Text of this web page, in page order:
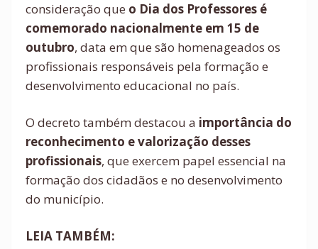
consideração que o Dia dos Professores é
comemorado nacionalmente em 15 de
outubro, data em que são homenageados os
profissionais responsáveis pela formação e
desenvolvimento educacional no país.
O decreto também destacou a importância do
reconhecimento e valorização desses
profissionais, que exercem papel essencial na
formação dos cidadãos e no desenvolvimento
do município.
LEIA TAMBÉM: